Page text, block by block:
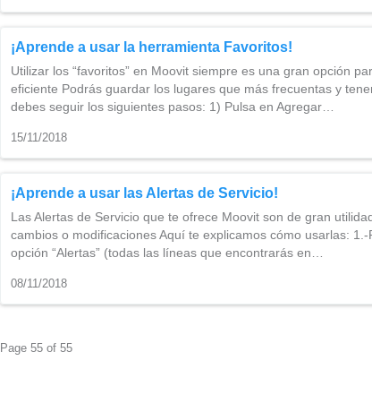
¡Aprende a usar la herramienta Favoritos!
Utilizar los “favoritos” en Moovit siempre es una gran opción
eficiente Podrás guardar los lugares que más frecuentas y
debes seguir los siguientes pasos: 1) Pulsa en Agregar…
15/11/2018
¡Aprende a usar las Alertas de Servicio!
Las Alertas de Servicio que te ofrece Moovit son de gran
cambios o modificaciones Aquí te explicamos cómo usarlas: 1.-
opción “Alertas” (todas las líneas que encontrarás en…
08/11/2018
Page 55 of 55